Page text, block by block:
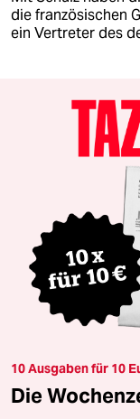
die französischen
ein Vertreter des
10 Ausgaben für 10
Die